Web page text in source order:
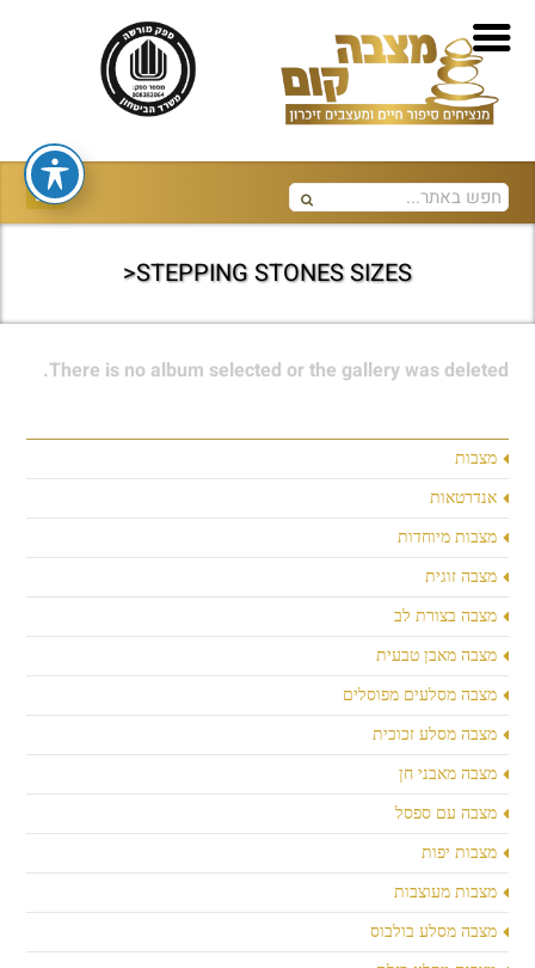
STEPPING STONES SIZES<
מצבות
אנדרטאות
מצבות מיוחדות
מצבה זוגית
מצבה בצורת לב
מצבה מאבן טבעית
מצבה מסלעים מפוסלים
מצבה מסלע זכוכית
מצבה מאבני חן
מצבה עם ספסל
מצבות יפות
מצבות מעוצבות
מצבה מסלע בולבוס
There is no album selected or the gallery was deleted.